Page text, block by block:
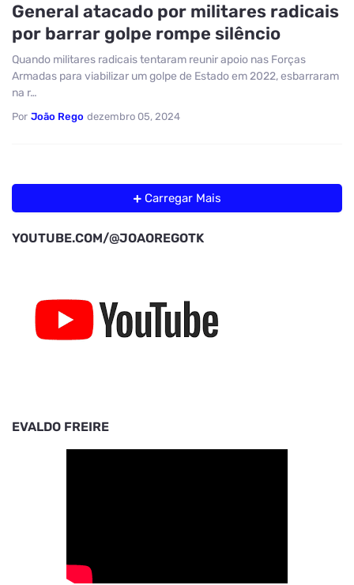
General atacado por militares radicais
por barrar golpe rompe silêncio
Quando militares radicais tentaram reunir apoio nas Forças
Armadas para viabilizar um golpe de Estado em 2022, esbarraram
na r…
Por João Rego dezembro 05, 2024
Carregar Mais
YOUTUBE.COM/@JOAOREGOTK
EVALDO FREIRE